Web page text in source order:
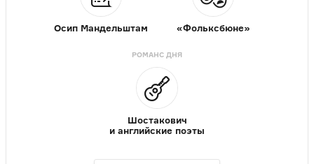
Осип Мандельштам «Фольксбюне»
РОМАНС ДНЯ
Шостакович
и английские поэты